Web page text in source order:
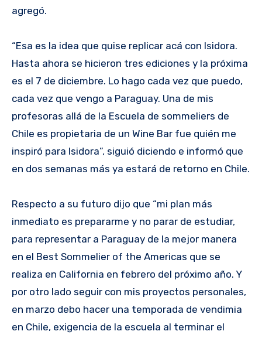
agregó.
“Esa es la idea que quise replicar acá con Isidora.
Hasta ahora se hicieron tres ediciones y la próxima
es el 7 de diciembre. Lo hago cada vez que puedo,
cada vez que vengo a Paraguay. Una de mis
profesoras allá de la Escuela de sommeliers de
Chile es propietaria de un Wine Bar fue quién me
inspiró para Isidora”, siguió diciendo e informó que
en dos semanas más ya estará de retorno en Chile.
Respecto a su futuro dijo que “mi plan más
inmediato es prepararme y no parar de estudiar,
para representar a Paraguay de la mejor manera
en el Best Sommelier of the Americas que se
realiza en California en febrero del próximo año. Y
por otro lado seguir con mis proyectos personales,
en marzo debo hacer una temporada de vendimia
en Chile, exigencia de la escuela al terminar el